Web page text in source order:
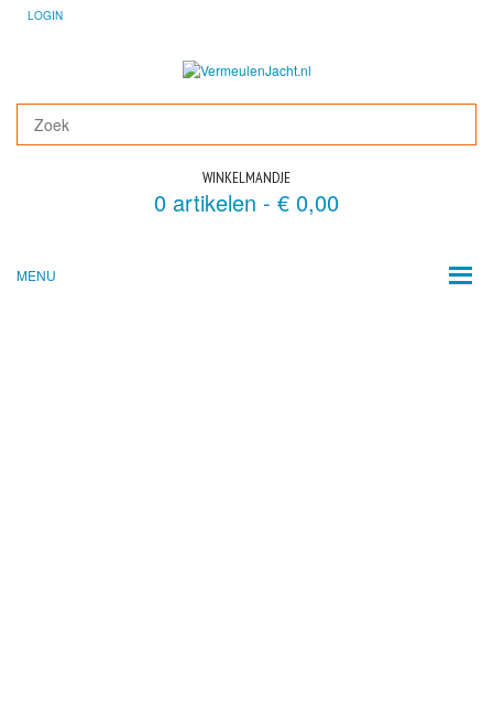
LOGIN
WINKELMANDJE
0 artikelen - € 0,00
MENU